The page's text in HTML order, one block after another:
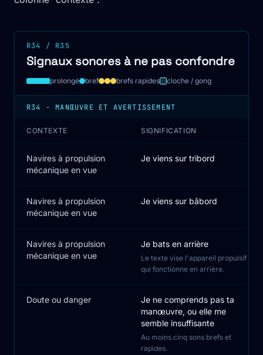
R34 / R35
Signaux sonores à ne pas confondre
prolongé bref brefs rapides cloche / gong
R34 - MANŒUVRE ET AVERTISSEMENT
CONTEXTE SIGNIFICATION
Navires à propulsion
mécanique en vue
Je viens sur tribord
Navires à propulsion
mécanique en vue
Je viens sur bâbord
Navires à propulsion
mécanique en vue
Je bats en arrière
Le texte vise l'appareil propulsif
qui fonctionne en arrière.
Doute ou danger
Je ne comprends pas ta
manœuvre, ou elle me
semble insuffisante
Au moins cinq sons brefs et
rapides.